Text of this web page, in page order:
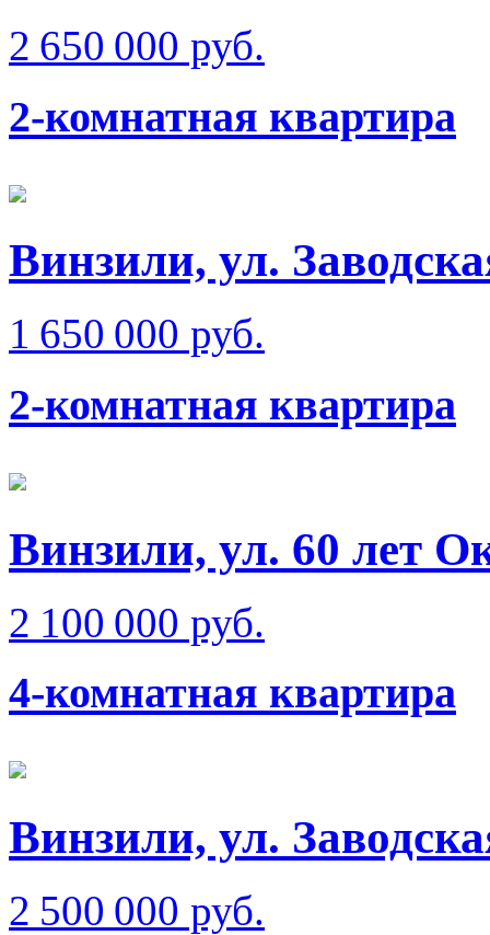
2 650 000 руб.
2-комнатная квартира
Винзили, ул.
1 650 000 руб.
2-комнатная квартира
Винзили, ул. 60 лет
2 100 000 руб.
4-комнатная квартира
Винзили, ул.
2 500 000 руб.